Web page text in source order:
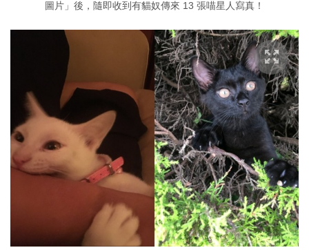
圖片」後，隨即收到有貓奴傳來 13 張喵星人寫真！